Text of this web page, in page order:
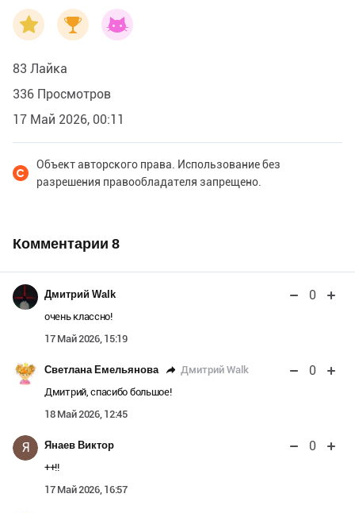
83 Лайка
336 Просмотров
17 Май 2026, 00:11
Объект авторского права. Использование без
разрешения правообладателя запрещено.
Комментарии 8
Дмитрий Walk 0
очень классно!
17 Май 2026, 15:19
Светлана Емельянова Дмитрий Walk 0
Дмитрий, спасибо большое!
18 Май 2026, 12:45
Я Янаев Виктор 0
++!!
17 Май 2026, 16:57